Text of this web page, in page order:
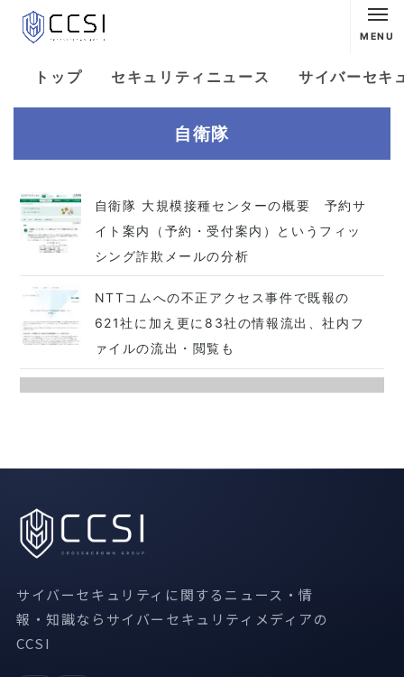
MENU
トップ セキュリティニュース サイバーセキ
自衛隊
自衛隊 大規模接種センターの概要 予約サ
イト案内（予約・受付案内）というフィッ
シング詐欺メールの分析
NTTコムへの不正アクセス事件で既報の
621社に加え更に83社の情報流出、社内フ
ァイルの流出・閲覧も
サイバーセキュリティに関するニュース・情
報・知識ならサイバーセキュリティメディアの
CCSI